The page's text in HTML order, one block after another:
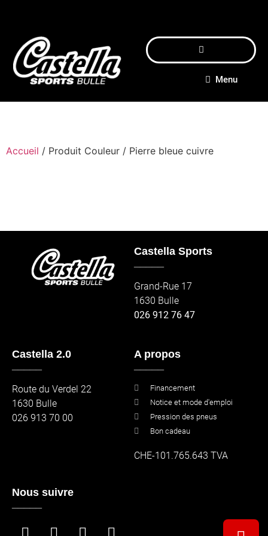
Menu
Accueil / Produit Couleur / Pierre bleue cuivre
Castella Sports
Grand-Rue 17
1630 Bulle
026 912 76 47
Castella 2.0
Route du Verdel 22
1630 Bulle
026 913 70 00
A propos
Financement
Notice et mode d'emploi
Pression des pneus
Bon cadeau
CHE-101.765.643 TVA
Nous suivre